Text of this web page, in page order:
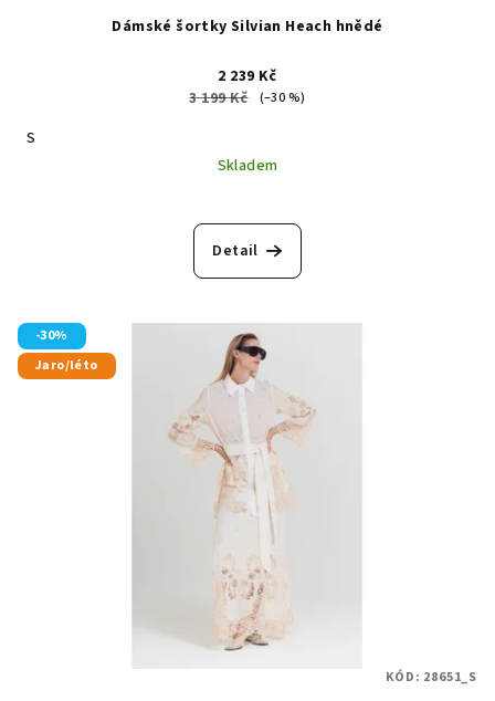
Dámské šortky Silvian Heach hnědé
2 239 Kč
3 199 Kč
(–30 %)
S
Skladem
Detail
-30%
Jaro/léto
KÓD: 28651_S